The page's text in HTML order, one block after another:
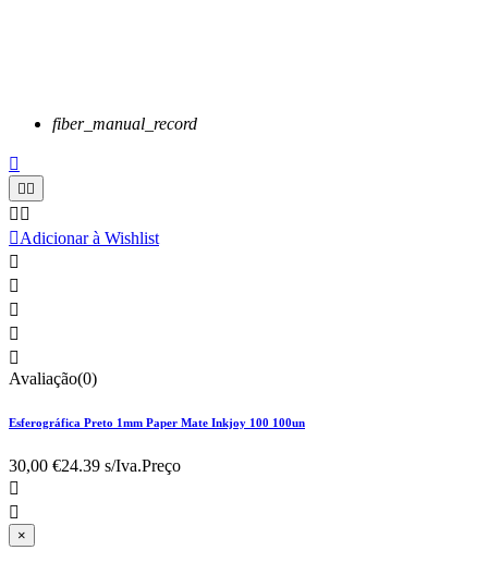
fiber_manual_record

 
 
Adicionar à Wishlist





Avaliação(0)
Esferográfica Preto 1mm Paper Mate Inkjoy 100 100un
30,00 €24.39 s/Iva.Preço


×